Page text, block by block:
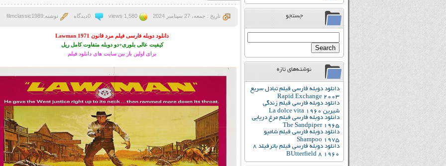
جستجو
نوشته‌های تازه
دانلود دوبله فارسی فیلم تبادل سریع
Rapid Exchange 2003
دانلود دوبله فارسی فیلم زندگی
شیرین La dolce vita 1960
دانلود دوبله فارسی فیلم مرغ دریایی
The Sandpiper 1965
دانلود دوبله فارسی فیلم شامپو
Shampoo 1975
دانلود دوبله فارسی فیلم باترفیلد 8
BUtterfield 8 1960
تاریخ : جمعه، 27 سپتامبر 2024 1,580 views 0دیدگاه نوشته:filmclassic1989
دانلود دوبله فارسی فیلم مرد قانون Lawman 1971
کیفیت عالی بلوری+دو دوبله متفاوت کامل ریل
برای اولین بار بین سایت های دانلود فیلم